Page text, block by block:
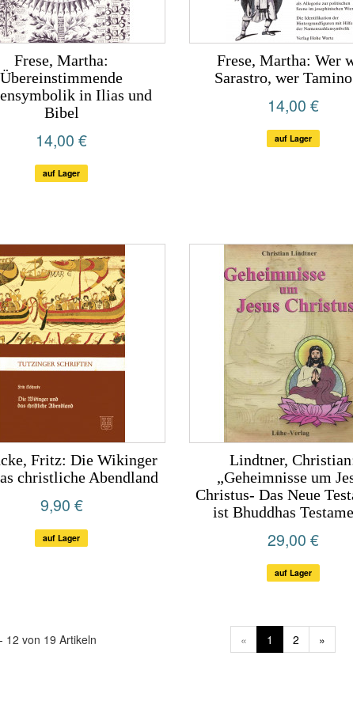
Frese, Martha:
Übereinstimmende
in Ilias und
Bibel
14,00 €
auf Lager
Frese, Martha: Wer
Sarastro, wer
14,00 €
auf Lager
Fritz: Die Wikinger
christliche Abendland
9,90 €
auf Lager
Lindtner,
„Geheimnisse um
Christus- Das Neue
ist Bhuddhas
29,00 €
auf Lager
« 1 2 »
12 von 19 Artikeln